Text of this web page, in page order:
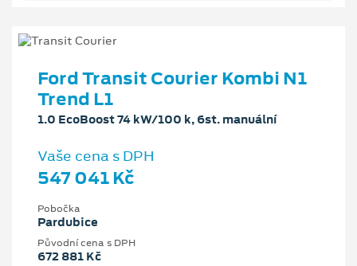
Ford Transit Courier Kombi N1
Trend L1
1.0 EcoBoost 74 kW/100 k, 6st. manuální
Vaše cena s DPH
547 041 Kč
Pobočka
Pardubice
Původní cena s DPH
672 881 Kč